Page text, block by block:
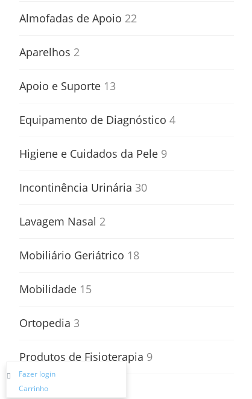
Almofadas de Apoio 22
Aparelhos 2
Apoio e Suporte 13
Equipamento de Diagnóstico 4
Higiene e Cuidados da Pele 9
Incontinência Urinária 30
Lavagem Nasal 2
Mobiliário Geriátrico 18
Mobilidade 15
Ortopedia 3
Produtos de Fisioterapia 9
Segurança
Fazer login
Carrinho